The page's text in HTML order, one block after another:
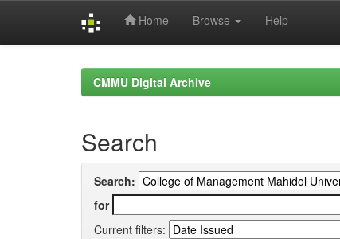
Home Browse Help
CMMU Digital Archive
Search
Search:
for
Current filters: